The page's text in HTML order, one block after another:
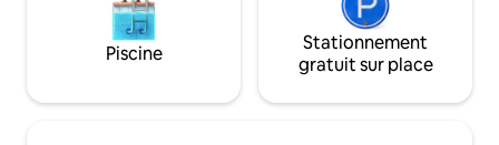
Piscine
Stationnement
gratuit sur place